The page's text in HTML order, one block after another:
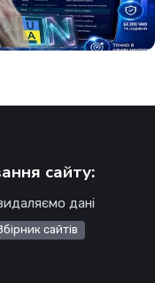
сайту:
дані
сайтів